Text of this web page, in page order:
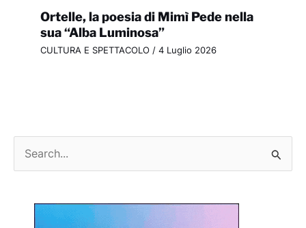
Ortelle, la poesia di Mimì Pede nella
sua “Alba Luminosa”
CULTURA E SPETTACOLO / 4 Luglio 2026